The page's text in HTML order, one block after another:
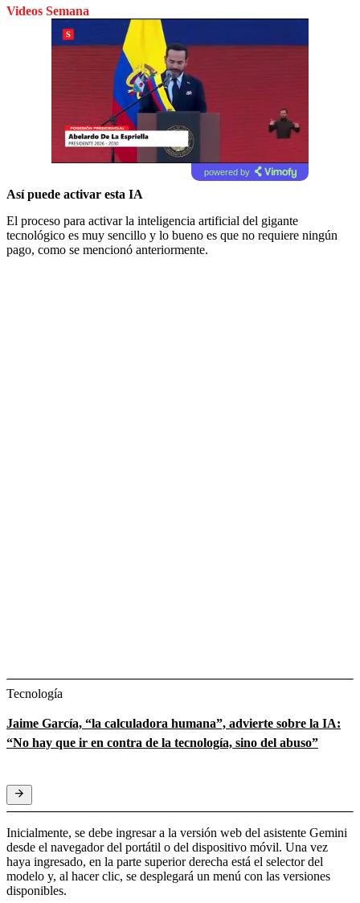
Videos Semana
powered by
Así puede activar esta IA
El proceso para activar la inteligencia artificial del gigante
tecnológico es muy sencillo y lo bueno es que no requiere ningún
pago, como se mencionó anteriormente.
Tecnología
Jaime García, “la calculadora humana”, advierte sobre la IA:
“No hay que ir en contra de la tecnología, sino del abuso”
Inicialmente, se debe ingresar a la versión web del asistente Gemini
desde el navegador del portátil o del dispositivo móvil. Una vez
haya ingresado, en la parte superior derecha está el selector del
modelo y, al hacer clic, se desplegará un menú con las versiones
disponibles.